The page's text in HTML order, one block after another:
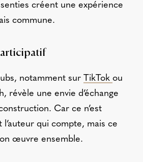
créent une expérience
commune.
notamment sur TikTok ou
révèle une envie d’échange
Car ce n’est
l’auteur qui compte, mais ce
œuvre ensemble.